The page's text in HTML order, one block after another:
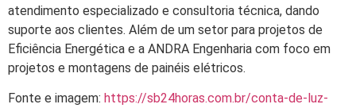
atendimento especializado e consultoria técnica, dando
suporte aos clientes. Além de um setor para projetos de
Eficiência Energética e a ANDRA Engenharia com foco em
projetos e montagens de painéis elétricos.
Fonte e imagem: https://sb24horas.com.br/conta-de-luz-